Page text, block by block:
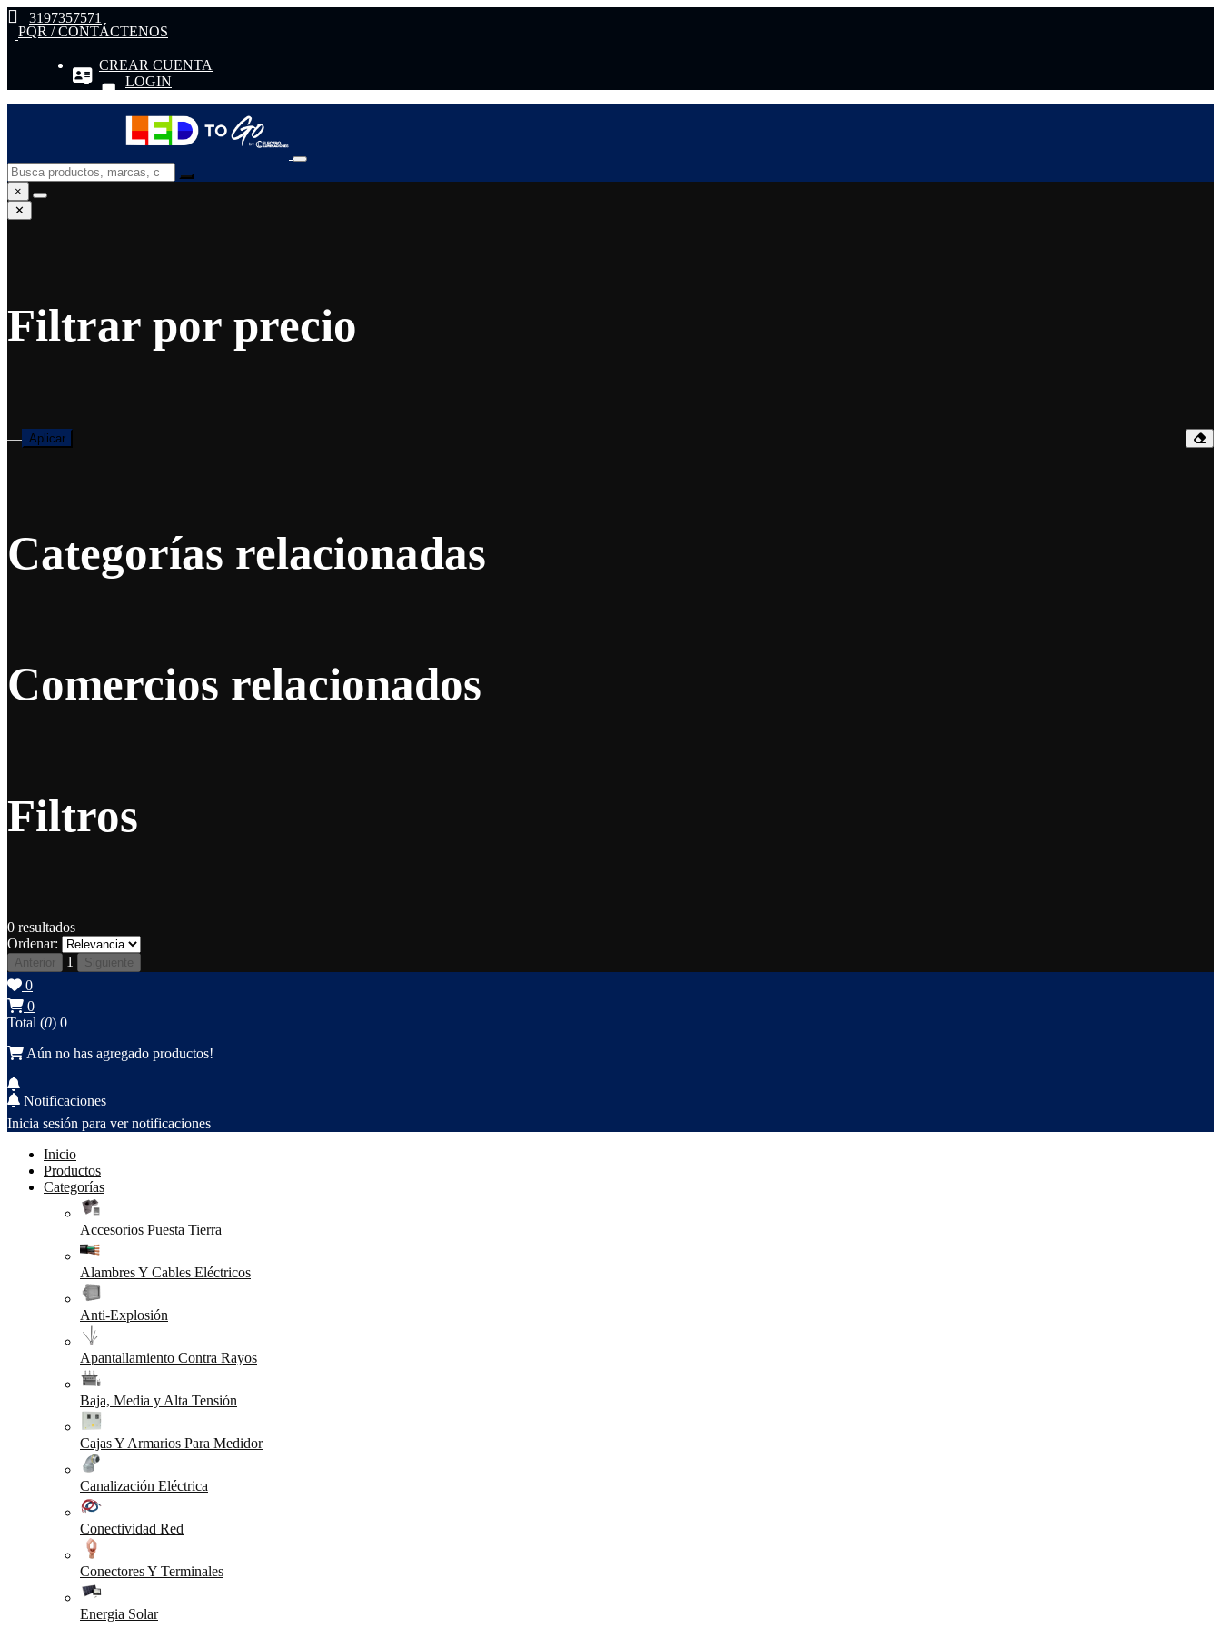
3197357571
PQR / CONTÁCTENOS
CREAR CUENTA
LOGIN
×
✕
Filtrar por precio
— Aplicar
Categorías relacionadas
Comercios relacionados
Filtros
0 resultados
Ordenar:
Anterior 1 Siguiente
0
0
Total (0) 0
Aún no has agregado productos!
Notificaciones
Inicia sesión para ver notificaciones
Inicio
Productos
Categorías
Accesorios Puesta Tierra
Alambres Y Cables Eléctricos
Anti-Explosión
Apantallamiento Contra Rayos
Baja, Media y Alta Tensión
Cajas Y Armarios Para Medidor
Canalización Eléctrica
Conectividad Red
Conectores Y Terminales
Energia Solar